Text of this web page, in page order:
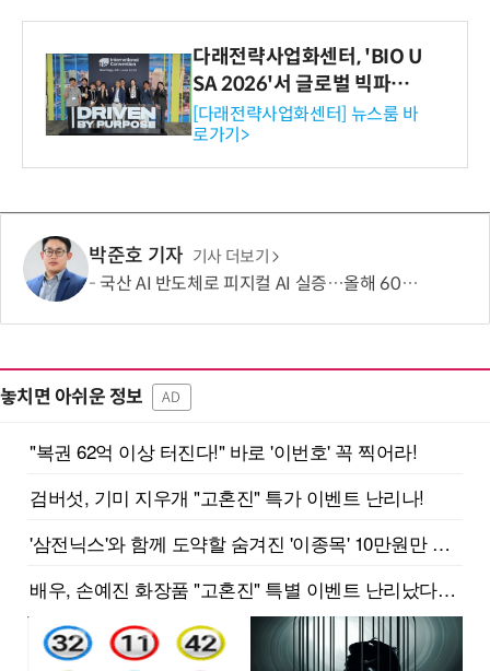
다래전략사업화센터, 'BIO U
SA 2026'서 글로벌 빅파마
와의 비즈니스 미팅 지원…K
-바이오 해외 진출 교두보 확
보
[다래전략사업화센터] 뉴스룸 바
로가기>
박준호 기자 기사 더보기
국산 AI 반도체로 피지컬 AI 실증…올해 600억 투입
놓치면 아쉬운 정보 AD